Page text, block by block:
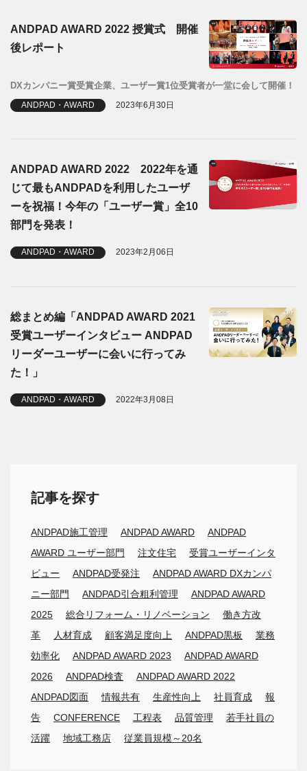
ANDPAD AWARD 2022 授賞式 開催
後レポート
DXカンパニー賞受賞企業、ユーザー賞1位受賞者が一堂に会して開催！
ANDPAD・AWARD 2023年6月30日
ANDPAD AWARD 2022 2022年を通
じて最もANDPADを利用したユーザ
ーを祝福！今年の「ユーザー賞」全10
部門を発表！
ANDPAD・AWARD 2023年2月06日
総まとめ編「ANDPAD AWARD 2021
受賞ユーザーインタビュー ANDPAD
リーダーユーザーに会いに行ってみ
た！」
ANDPAD・AWARD 2022年3月08日
記事を探す
ANDPAD施工管理 ANDPAD AWARD
ANDPAD
AWARD ユーザー部門
注文住宅
受賞ユーザーインタ
ビュー
ANDPAD受発注
ANDPAD AWARD DXカンパ
ニー部門
ANDPAD引合粗利管理
ANDPAD AWARD
2025
総合リフォーム・リノベーション
働き方改
革
人材育成 顧客満足度向上 ANDPAD黒板
業務
効率化
ANDPAD AWARD 2023
ANDPAD AWARD
2026
ANDPAD検査
ANDPAD AWARD 2022
ANDPAD図面
情報共有 生産性向上 社員育成
報
告
CONFERENCE 工程表 品質管理
若手社員の
活躍
地域工務店 従業員規模～20名